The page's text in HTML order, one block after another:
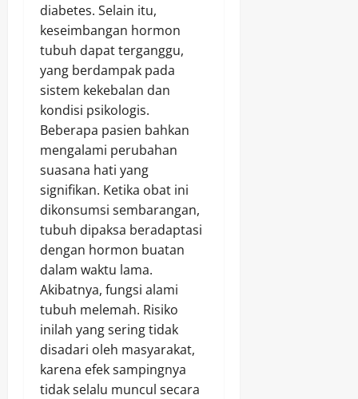
diabetes. Selain itu,
keseimbangan hormon
tubuh dapat terganggu,
yang berdampak pada
sistem kekebalan dan
kondisi psikologis.
Beberapa pasien bahkan
mengalami perubahan
suasana hati yang
signifikan. Ketika obat ini
dikonsumsi sembarangan,
tubuh dipaksa beradaptasi
dengan hormon buatan
dalam waktu lama.
Akibatnya, fungsi alami
tubuh melemah. Risiko
inilah yang sering tidak
disadari oleh masyarakat,
karena efek sampingnya
tidak selalu muncul secara